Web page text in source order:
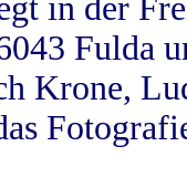
in der
Fulda
Krone,